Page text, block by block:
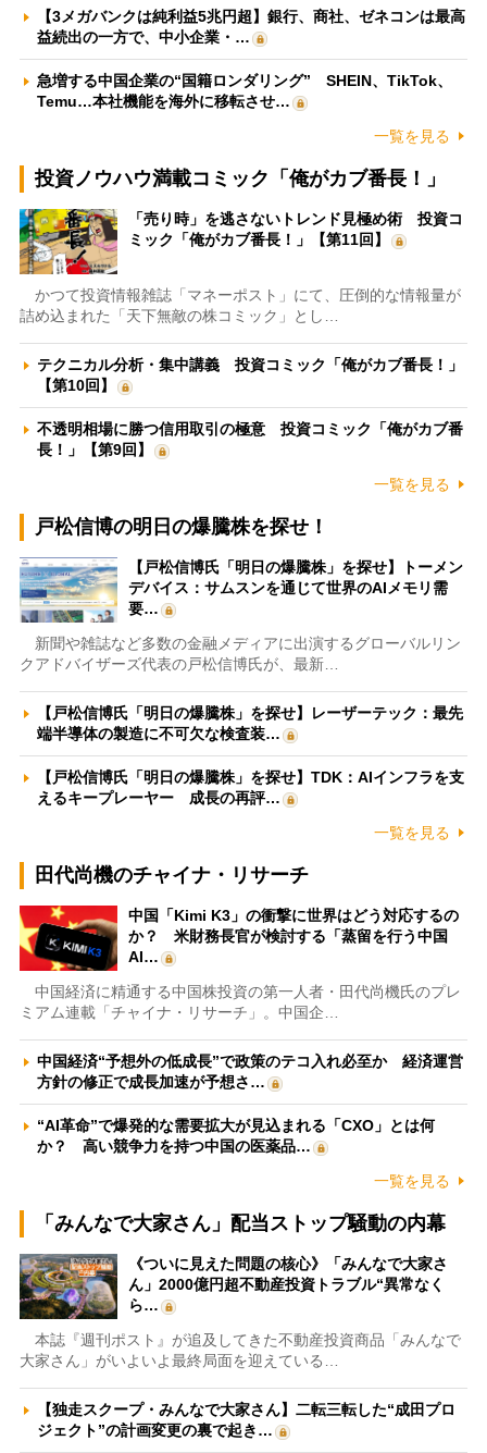
【3メガバンクは純利益5兆円超】銀行、商社、ゼネコンは最高
益続出の一方で、中小企業・…
急増する中国企業の“国籍ロンダリング” SHEIN、TikTok、
Temu…本社機能を海外に移転させ…
一覧を見る
投資ノウハウ満載コミック「俺がカブ番長！」
「売り時」を逃さないトレンド見極め術 投資コ
ミック「俺がカブ番長！」【第11回】
かつて投資情報雑誌「マネーポスト」にて、圧倒的な情報量が
詰め込まれた「天下無敵の株コミック」とし…
テクニカル分析・集中講義 投資コミック「俺がカブ番長！」
【第10回】
不透明相場に勝つ信用取引の極意 投資コミック「俺がカブ番
長！」【第9回】
一覧を見る
戸松信博の明日の爆騰株を探せ！
【戸松信博氏「明日の爆騰株」を探せ】トーメン
デバイス：サムスンを通じて世界のAIメモリ需
要…
新聞や雑誌など多数の金融メディアに出演するグローバルリン
クアドバイザーズ代表の戸松信博氏が、最新…
【戸松信博氏「明日の爆騰株」を探せ】レーザーテック：最先
端半導体の製造に不可欠な検査装…
【戸松信博氏「明日の爆騰株」を探せ】TDK：AIインフラを支
えるキープレーヤー 成長の再評…
一覧を見る
田代尚機のチャイナ・リサーチ
中国「Kimi K3」の衝撃に世界はどう対応するの
か？ 米財務長官が検討する「蒸留を行う中国
AI…
中国経済に精通する中国株投資の第一人者・田代尚機氏のプレ
ミアム連載「チャイナ・リサーチ」。中国企…
中国経済“予想外の低成長”で政策のテコ入れ必至か 経済運営
方針の修正で成長加速が予想さ…
“AI革命”で爆発的な需要拡大が見込まれる「CXO」とは何
か？ 高い競争力を持つ中国の医薬品…
一覧を見る
「みんなで大家さん」配当ストップ騒動の内幕
《ついに見えた問題の核心》「みんなで大家さ
ん」2000億円超不動産投資トラブル“異常なく
ら…
本誌『週刊ポスト』が追及してきた不動産投資商品「みんなで
大家さん」がいよいよ最終局面を迎えている…
【独走スクープ・みんなで大家さん】二転三転した“成田プロ
ジェクト”の計画変更の裏で起き…